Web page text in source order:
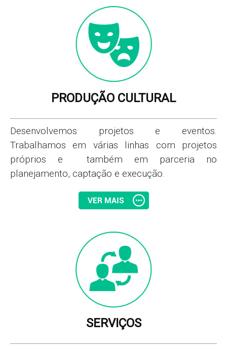
PRODUÇÃO CULTURAL
Desenvolvemos projetos e eventos.
Trabalhamos em várias linhas com projetos
próprios e também em parceria no
planejamento, captação e execução.
SERVIÇOS